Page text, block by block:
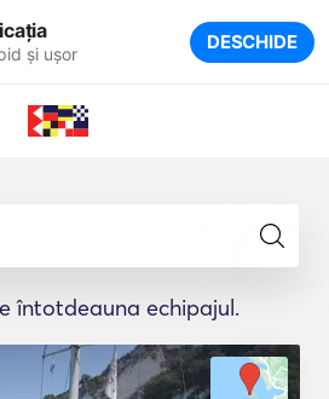
și ușor DESCHIDE
întotdeauna echipajul.